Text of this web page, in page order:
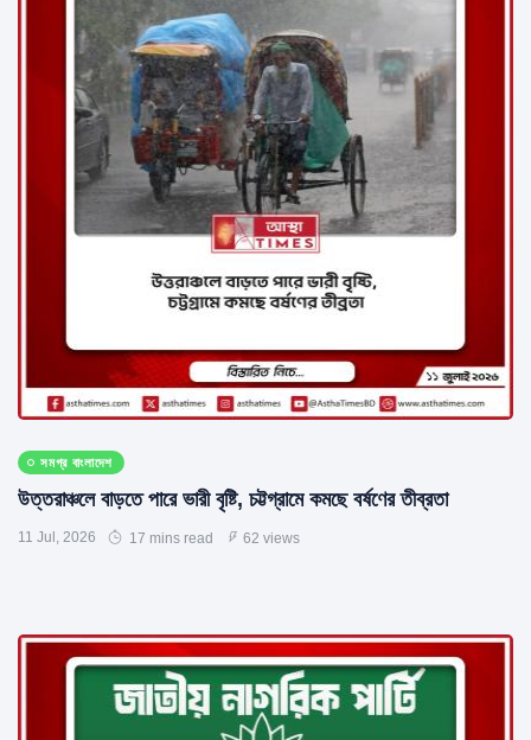
সমগ্র বাংলাদেশ
উত্তরাঞ্চলে বাড়তে পারে ভারী বৃষ্টি, চট্টগ্রামে কমছে বর্ষণের তীব্রতা
11 Jul, 2026 17 mins read 62 views